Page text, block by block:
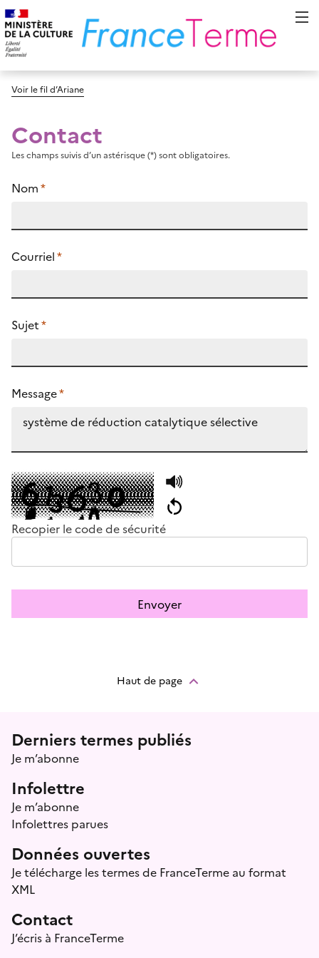
Voir le fil d’Ariane
Contact
Les champs suivis d’un astérisque (*) sont obligatoires.
Nom*
Courriel*
Sujet*
Message*
Recopier le code de sécurité
Envoyer
Haut de page
Menu prefooter
Derniers termes publiés
Je m’abonne
Infolettre
Je m’abonne
Infolettres parues
Données ouvertes
Je télécharge les termes de FranceTerme au format
XML
Contact
J’écris à FranceTerme